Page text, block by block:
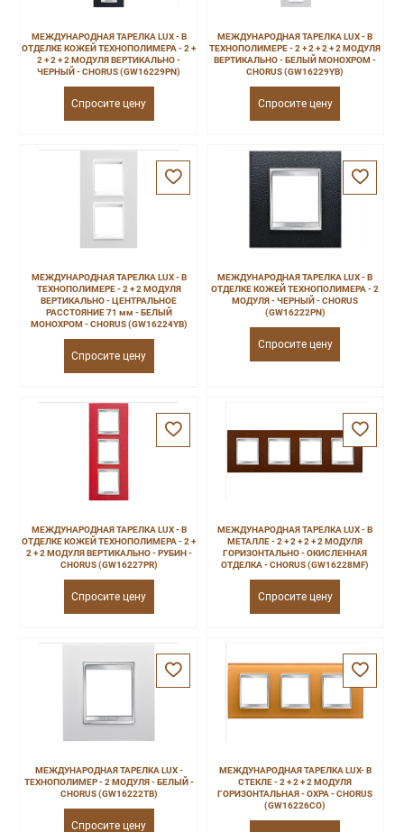
МЕЖДУНАРОДНАЯ ТАРЕЛКА LUX - В
ОТДЕЛКЕ КОЖЕЙ ТЕХНОПОЛИМЕРА - 2 +
2 + 2 + 2 МОДУЛЯ ВЕРТИКАЛЬНО -
ЧЕРНЫЙ - CHORUS (GW16229PN)
Спросите цену
МЕЖДУНАРОДНАЯ ТАРЕЛКА LUX - В
ТЕХНОПОЛИМЕРЕ - 2 + 2 + 2 + 2 МОДУЛЯ
ВЕРТИКАЛЬНО - БЕЛЫЙ МОНОХРОМ -
CHORUS (GW16229YB)
Спросите цену
МЕЖДУНАРОДНАЯ ТАРЕЛКА LUX - В
ТЕХНОПОЛИМЕРЕ - 2 + 2 МОДУЛЯ
ВЕРТИКАЛЬНО - ЦЕНТРАЛЬНОЕ
РАССТОЯНИЕ 71 мм - БЕЛЫЙ
МОНОХРОМ - CHORUS (GW16224YB)
Спросите цену
МЕЖДУНАРОДНАЯ ТАРЕЛКА LUX - В
ОТДЕЛКЕ КОЖЕЙ ТЕХНОПОЛИМЕРА - 2
МОДУЛЯ - ЧЕРНЫЙ - CHORUS
(GW16222PN)
Спросите цену
МЕЖДУНАРОДНАЯ ТАРЕЛКА LUX - В
ОТДЕЛКЕ КОЖЕЙ ТЕХНОПОЛИМЕРА - 2 +
2 + 2 МОДУЛЯ ВЕРТИКАЛЬНО - РУБИН -
CHORUS (GW16227PR)
Спросите цену
МЕЖДУНАРОДНАЯ ТАРЕЛКА LUX - В
МЕТАЛЛЕ - 2 + 2 + 2 + 2 МОДУЛЯ
ГОРИЗОНТАЛЬНО - ОКИСЛЕННАЯ
ОТДЕЛКА - CHORUS (GW16228MF)
Спросите цену
МЕЖДУНАРОДНАЯ ТАРЕЛКА LUX -
ТЕХНОПОЛИМЕР - 2 МОДУЛЯ - БЕЛЫЙ -
CHORUS (GW16222TB)
Спросите цену
МЕЖДУНАРОДНАЯ ТАРЕЛКА LUX- В
СТЕКЛЕ - 2 + 2 + 2 МОДУЛЯ
ГОРИЗОНТАЛЬНАЯ - ОХРА - CHORUS
(GW16226CO)